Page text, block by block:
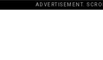
ADVERTISEMENT.